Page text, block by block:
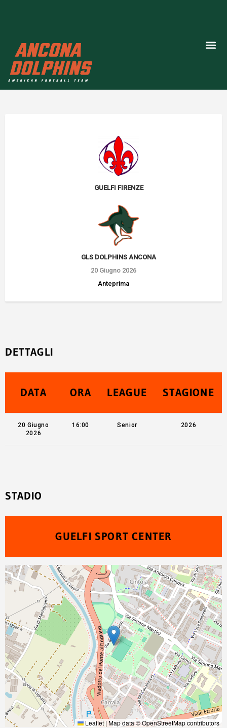
GUELFI FIRENZE
GLS DOLPHINS ANCONA
20 Giugno 2026
Anteprima
DETTAGLI
DATA ORA LEAGUE STAGIONE
20 Giugno
2026
16:00 Senior 2026
STADIO
GUELFI SPORT CENTER
Leaflet | Map data ©OpenStreetMapcontributors